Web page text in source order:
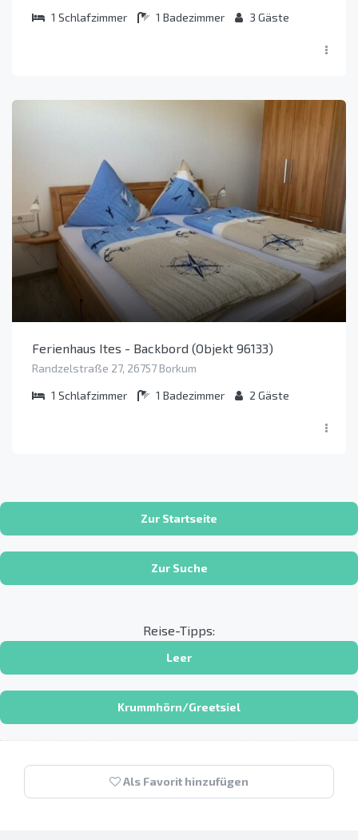
1 Schlafzimmer 1 Badezimmer 3 Gäste
Ferienhaus Ites - Backbord (Objekt 96133)
Randzelstraße 27, 26757 Borkum
1 Schlafzimmer 1 Badezimmer 2 Gäste
Zur Startseite
Zur Suche
Reise-Tipps:
Leer
Krummhörn/Greetsiel
Als Favorit hinzufügen